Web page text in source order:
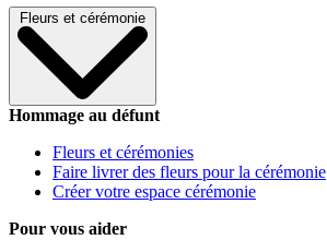
Fleurs et cérémonie
Hommage au défunt
Fleurs et cérémonies
Faire livrer des fleurs pour la cérémonie
Créer votre espace cérémonie
Pour vous aider